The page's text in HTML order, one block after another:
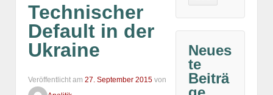
Technischer
Default in der
Ukraine
Veröffentlicht am 27. September 2015 von
Neues
te
Beiträ